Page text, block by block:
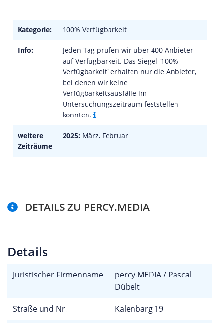
Kategorie: 100% Verfügbarkeit
Info:
Jeden Tag prüfen wir über 400 Anbieter
auf Verfügbarkeit. Das Siegel '100%
Verfügbarkeit' erhalten nur die Anbieter,
bei denen wir keine
Verfügbarkeitsausfälle im
Untersuchungszeitraum feststellen
konnten.
weitere
Zeiträume
2025: März, Februar
DETAILS ZU PERCY.MEDIA
Details
Juristischer Firmenname
percy.MEDIA / Pascal
Dübelt
Straße und Nr. Kalenbarg 19